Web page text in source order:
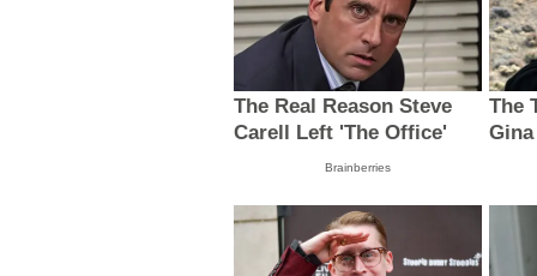
The Real Reason Steve
Carell Left 'The Office'
Brainberries
The